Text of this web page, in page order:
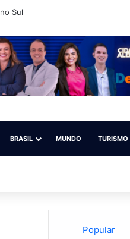
BRASIL MUNDO TURISMO
Popular